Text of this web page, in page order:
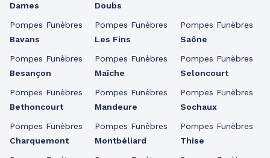
Dames
Pompes Funèbres
Bavans
Pompes Funèbres
Besançon
Pompes Funèbres
Bethoncourt
Pompes Funèbres
Charquemont
Doubs
Pompes Funèbres
Les Fins
Pompes Funèbres
Maîche
Pompes Funèbres
Mandeure
Pompes Funèbres
Montbéliard
Pompes Funèbres
Saône
Pompes Funèbres
Seloncourt
Pompes Funèbres
Sochaux
Pompes Funèbres
Thise